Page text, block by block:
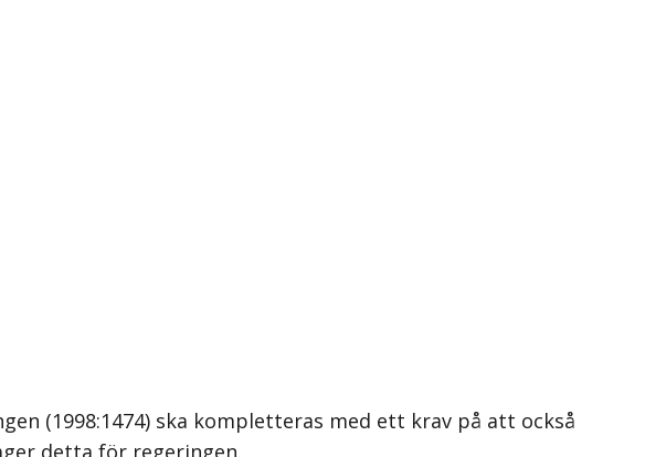
(1998:1474) ska kompletteras med ett krav på att också
detta för regeringen.